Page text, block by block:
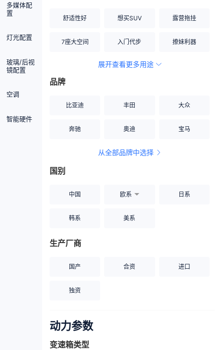
多媒体配
置
灯光配置
玻璃/后视
镜配置
空调
智能硬件
舒适性好 想买SUV 露营拖挂
7座大空间 入门代步 撩妹利器
空间宽敞
展开查看更多用途
品牌
比亚迪 丰田 大众
奔驰 奥迪 宝马
从全部品牌中选择
国别
中国 欧系 日系
韩系 美系
生产厂商
国产 合资 进口
独资
动力参数
变速箱类型